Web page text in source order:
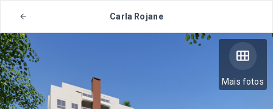
Carla Rojane
Mais fotos